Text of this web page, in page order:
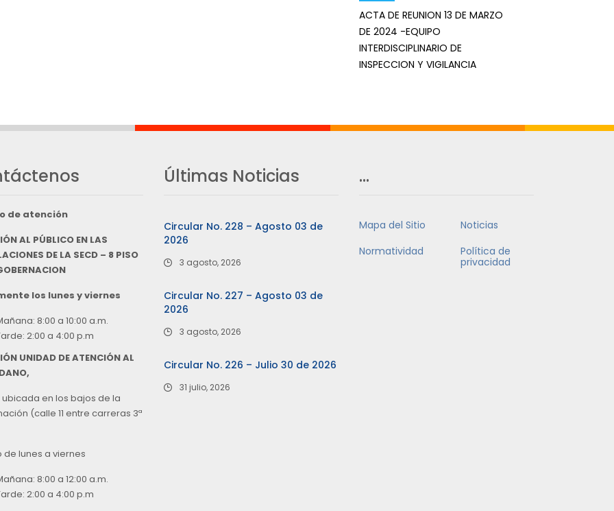
ACTA DE REUNION 13 DE MARZO
DE 2024 -EQUIPO
INTERDISCIPLINARIO DE
INSPECCION Y VIGILANCIA
de atención
AL PÚBLICO EN LAS
DE LA SECD – 8 PISO
los lunes y viernes
8:00 a 10:00 a.m.
2:00 a 4:00 p.m
UNIDAD DE ATENCIÓN AL
ubicada en los bajos de la
(calle 11 entre carreras 3ª
de lunes a viernes
8:00 a 12:00 a.m.
2:00 a 4:00 p.m
Últimas Noticias
Circular No. 228 – Agosto 03 de
2026
3 agosto, 2026
Circular No. 227 – Agosto 03 de
2026
3 agosto, 2026
Circular No. 226 – Julio 30 de 2026
31 julio, 2026
…
Mapa del Sitio
Noticias
Normatividad
Política de
privacidad